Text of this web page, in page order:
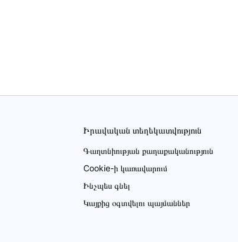
Իրավական տեղեկատվություն
Գաղտնիության քաղաքականություն
Cookie-ի կառավարում
Ինչպես գնել
Կայքից օգտվելու պայմաններ